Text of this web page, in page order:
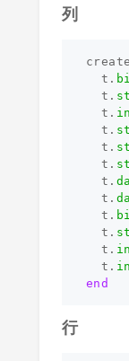
列
t .
t .
t .
t .
t .
t .
t .
t .
t .
t .
t .
t .
end
行